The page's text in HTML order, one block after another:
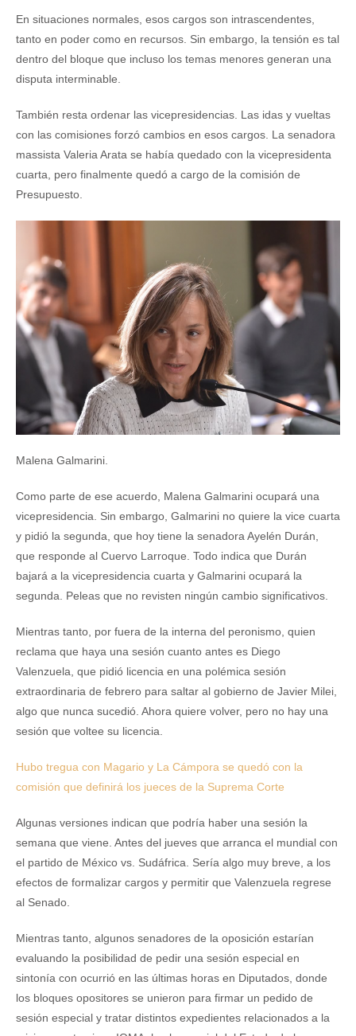
En situaciones normales, esos cargos son intrascendentes,
tanto en poder como en recursos. Sin embargo, la tensión es tal
dentro del bloque que incluso los temas menores generan una
disputa interminable.
También resta ordenar las vicepresidencias. Las idas y vueltas
con las comisiones forzó cambios en esos cargos. La senadora
massista Valeria Arata se había quedado con la vicepresidenta
cuarta, pero finalmente quedó a cargo de la comisión de
Presupuesto.
Malena Galmarini.
Como parte de ese acuerdo, Malena Galmarini ocupará una
vicepresidencia. Sin embargo, Galmarini no quiere la vice cuarta
y pidió la segunda, que hoy tiene la senadora Ayelén Durán,
que responde al Cuervo Larroque. Todo indica que Durán
bajará a la vicepresidencia cuarta y Galmarini ocupará la
segunda. Peleas que no revisten ningún cambio significativos.
Mientras tanto, por fuera de la interna del peronismo, quien
reclama que haya una sesión cuanto antes es Diego
Valenzuela, que pidió licencia en una polémica sesión
extraordinaria de febrero para saltar al gobierno de Javier Milei,
algo que nunca sucedió. Ahora quiere volver, pero no hay una
sesión que voltee su licencia.
Hubo tregua con Magario y La Cámpora se quedó con la
comisión que definirá los jueces de la Suprema Corte
Algunas versiones indican que podría haber una sesión la
semana que viene. Antes del jueves que arranca el mundial con
el partido de México vs. Sudáfrica. Sería algo muy breve, a los
efectos de formalizar cargos y permitir que Valenzuela regrese
al Senado.
Mientras tanto, algunos senadores de la oposición estarían
evaluando la posibilidad de pedir una sesión especial en
sintonía con ocurrió en las últimas horas en Diputados, donde
los bloques opositores se unieron para firmar un pedido de
sesión especial y tratar distintos expedientes relacionados a la